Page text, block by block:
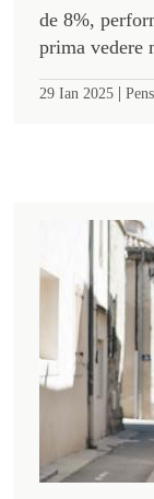
de 8%,
prima vedere
29 Ian 2025 |